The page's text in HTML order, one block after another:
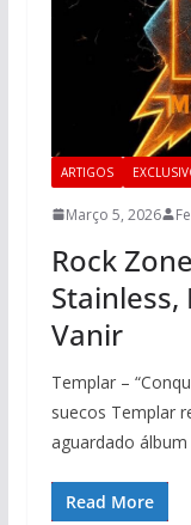
ARTIGOS
Março 5, 2026
Rock
Stainless,
Vanir
Templar –
suecos Templar
aguardado
Read More